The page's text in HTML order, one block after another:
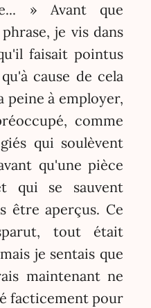
» Avant que
je vis dans
faisait pointus
cause de cela
peine à employer,
comme
qui soulèvent
qu'une pièce
qui se sauvent
être aperçus. Ce
tout était
je sentais que
maintenant ne
facticement pour